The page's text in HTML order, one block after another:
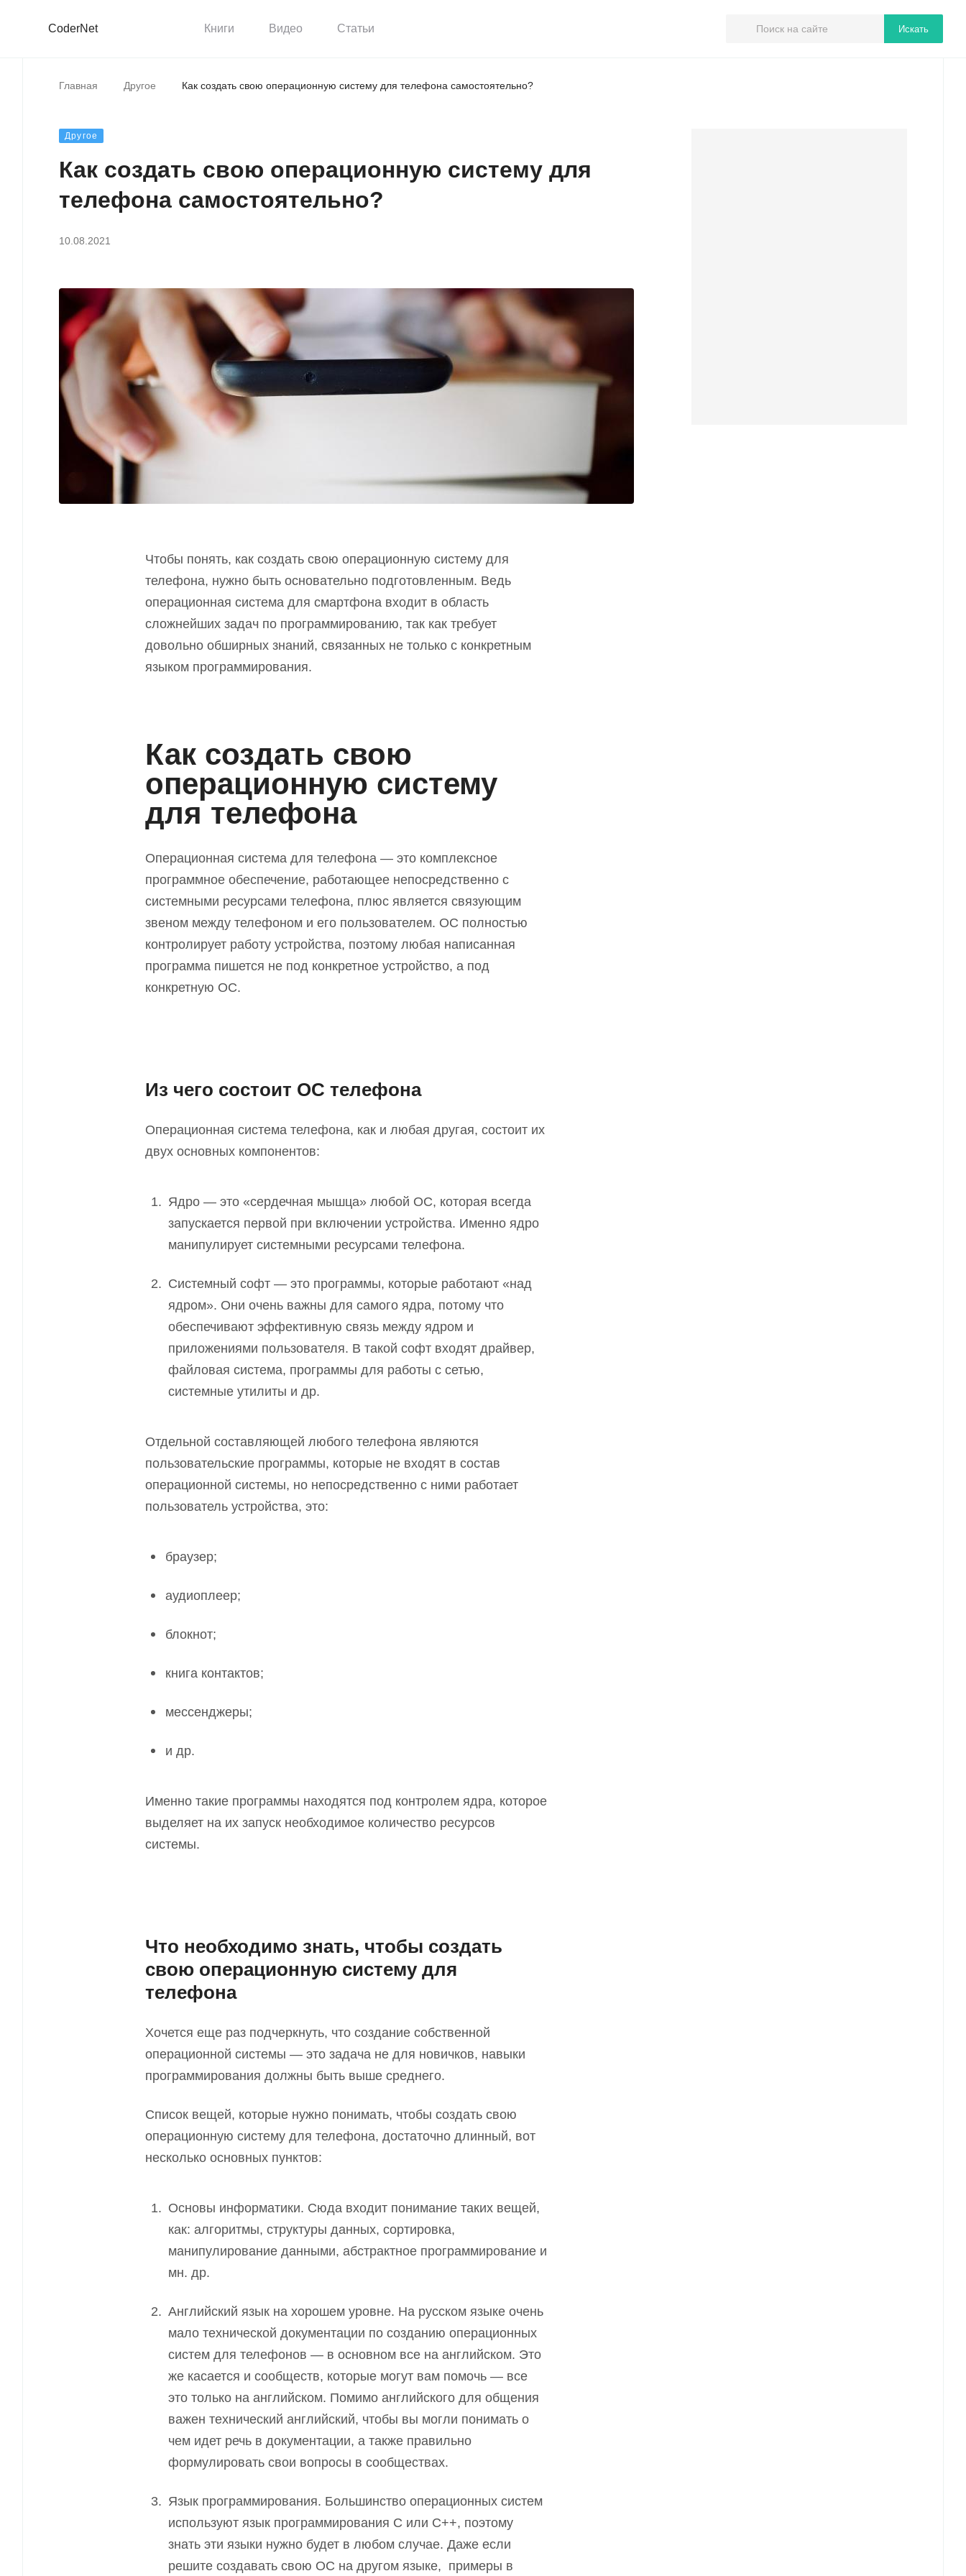
CoderNet Книги Видео Статьи Искать
Главная Другое Как создать свою операционную систему для телефона самостоятельно?
Другое
Как создать свою операционную систему для
телефона самостоятельно?
10.08.2021
Чтобы понять, как создать свою операционную систему для
телефона, нужно быть основательно подготовленным. Ведь
операционная система для смартфона входит в область
сложнейших задач по программированию, так как требует
довольно обширных знаний, связанных не только с конкретным
языком программирования.
Как создать свою
операционную систему
для телефона
Операционная система для телефона — это комплексное
программное обеспечение, работающее непосредственно с
системными ресурсами телефона, плюс является связующим
звеном между телефоном и его пользователем. ОС полностью
контролирует работу устройства, поэтому любая написанная
программа пишется не под конкретное устройство, а под
конкретную ОС.
Из чего состоит ОС телефона
Операционная система телефона, как и любая другая, состоит их
двух основных компонентов:
Ядро — это «сердечная мышца» любой ОС, которая всегда
запускается первой при включении устройства. Именно ядро
манипулирует системными ресурсами телефона.
Системный софт — это программы, которые работают «над
ядром». Они очень важны для самого ядра, потому что
обеспечивают эффективную связь между ядром и
приложениями пользователя. В такой софт входят драйвер,
файловая система, программы для работы с сетью,
системные утилиты и др.
Отдельной составляющей любого телефона являются
пользовательские программы, которые не входят в состав
операционной системы, но непосредственно с ними работает
пользователь устройства, это:
браузер;
аудиоплеер;
блокнот;
книга контактов;
мессенджеры;
и др.
Именно такие программы находятся под контролем ядра, которое
выделяет на их запуск необходимое количество ресурсов
системы.
Что необходимо знать, чтобы создать
свою операционную систему для
телефона
Хочется еще раз подчеркнуть, что создание собственной
операционной системы — это задача не для новичков, навыки
программирования должны быть выше среднего.
Список вещей, которые нужно понимать, чтобы создать свою
операционную систему для телефона, достаточно длинный, вот
несколько основных пунктов:
Основы информатики. Сюда входит понимание таких вещей,
как: алгоритмы, структуры данных, сортировка,
манипулирование данными, абстрактное программирование и
мн. др.
Английский язык на хорошем уровне. На русском языке очень
мало технической документации по созданию операционных
систем для телефонов — в основном все на английском. Это
же касается и сообществ, которые могут вам помочь — все
это только на английском. Помимо английского для общения
важен технический английский, чтобы вы могли понимать о
чем идет речь в документации, а также правильно
формулировать свои вопросы в сообществах.
Язык программирования. Большинство операционных систем
используют язык программирования С или С++, поэтому
знать эти языки нужно будет в любом случае. Даже если
решите создавать свою ОС на другом языке, примеры в